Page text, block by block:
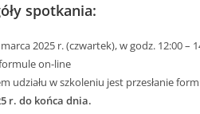
spotkania:
marca 2025 r. (czwartek), w godz. 12:00 –
on-line
udziału w szkoleniu jest przesłanie
r. do końca dnia.